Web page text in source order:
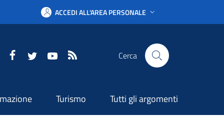
ACCEDI ALL'AREA PERSONALE
FacebookTwitter YouTube Cerca
Turismo Tutti gli argomenti